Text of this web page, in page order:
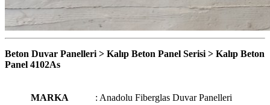
Beton Duvar Panelleri > Kalıp Beton Panel Serisi > Kalıp Beton
Panel 4102As
MARKA
: Anadolu Fiberglas Duvar Panelleri